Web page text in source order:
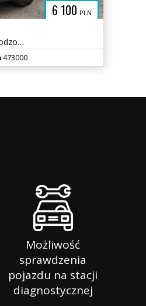
6 100 PLN
2010r, 2.0 DIESEL. Lekko uszkodzony przód. Jeździ.
473000
Możliwość
sprawdzenia
pojazdu na stacji
diagnostycznej